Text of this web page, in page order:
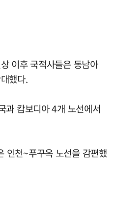
이후 국적사들은 동남아
했다.
과 캄보디아 4개 노선에서
인천~푸꾸옥 노선을 감편했